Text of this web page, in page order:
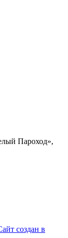
Пароход»,
создан в